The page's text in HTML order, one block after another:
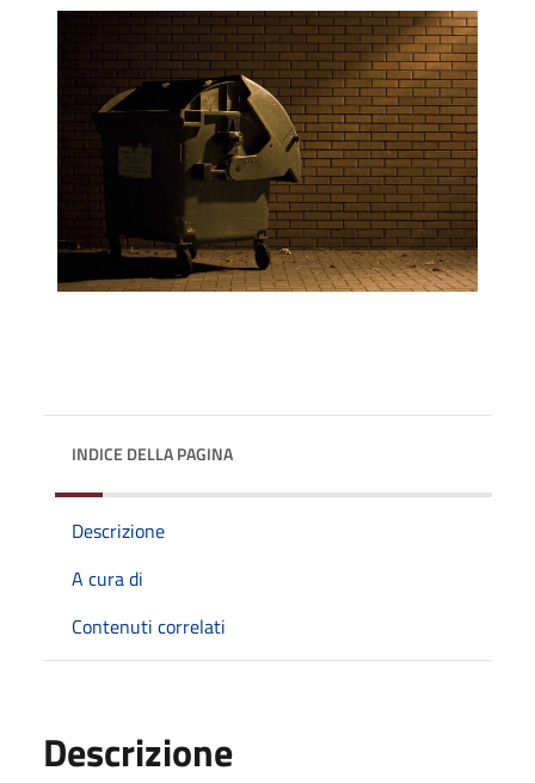
INDICE DELLA PAGINA
Descrizione
A cura di
Contenuti correlati
Descrizione